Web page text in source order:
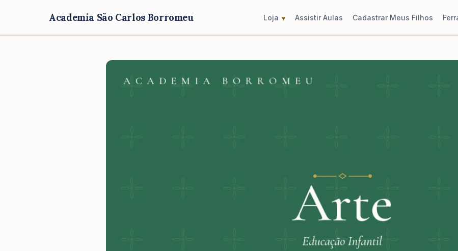
Academia São Carlos Borromeu Loja Assistir Aulas Cadastrar Meus Filhos